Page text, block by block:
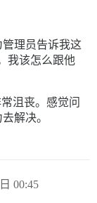
理员告诉我这
我该怎么跟他
沮丧。感觉问
解决。
00:45